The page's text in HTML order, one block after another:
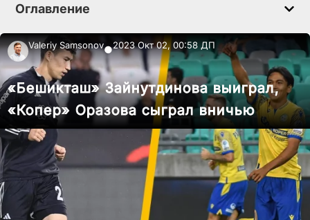
Оглавление
Valeriy Samsonov●2023 Окт 02, 00:58 ДП
«Бешикташ» Зайнутдинова выиграл,
«Копер» Оразова сыграл вничью